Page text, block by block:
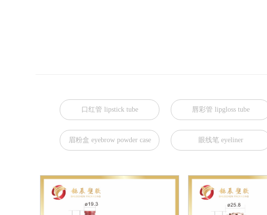
口红管 lipstick tube 唇彩管 lipgloss tube
眉粉盒 eyebrow powder case 眼线笔 eyeliner